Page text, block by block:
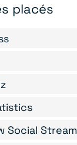
placés
Social Stream